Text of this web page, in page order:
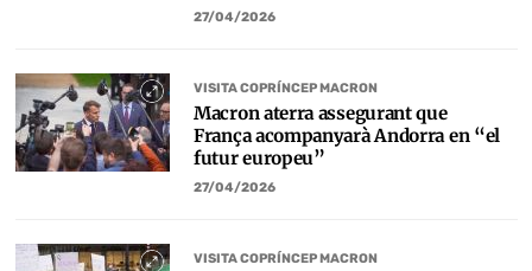
27/04/2026
VISITA COPRÍNCEP MACRON
Macron aterra assegurant que
França acompanyarà Andorra en “el
futur europeu”
27/04/2026
VISITA COPRÍNCEP MACRON